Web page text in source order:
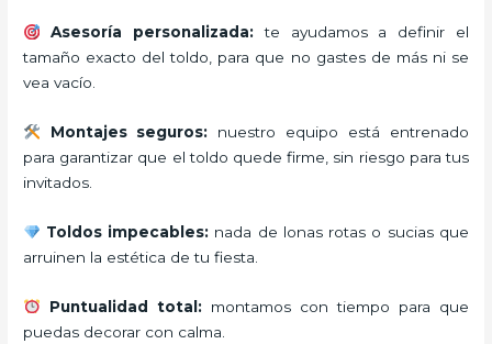
Asesoría personalizada: te ayudamos a definir el
tamaño exacto del toldo, para que no gastes de más ni se
vea vacío.
Montajes seguros: nuestro equipo está entrenado
para garantizar que el toldo quede firme, sin riesgo para tus
invitados.
Toldos impecables: nada de lonas rotas o sucias que
arruinen la estética de tu fiesta.
Puntualidad total:montamos con tiempo para que
puedas decorar con calma.